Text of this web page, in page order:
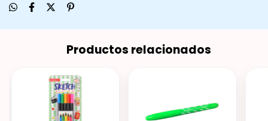
Productos relacionados